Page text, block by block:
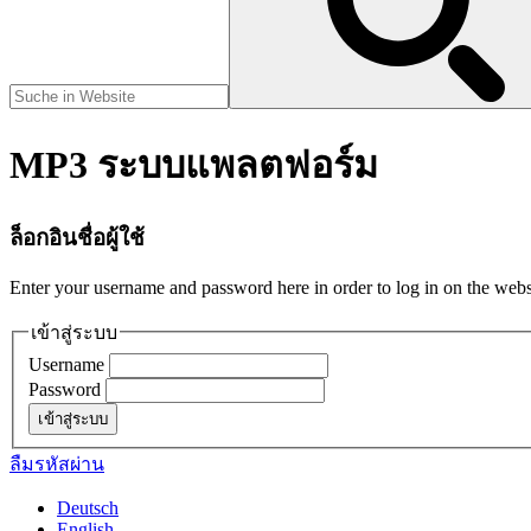
MP3 ระบบแพลตฟอร์ม
ล็อกอินชื่อผู้ใช้
Enter your username and password here in order to log in on the
เข้าสู่ระบบ
Username
Password
ลืมรหัสผ่าน
Deutsch